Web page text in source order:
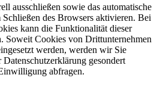
ausschließen sowie das automatische
des Browsers aktivieren. Bei
kann die Funktionalität dieser
Soweit Cookies von Drittunternehmen
werden, werden wir Sie
gesondert
abfragen.